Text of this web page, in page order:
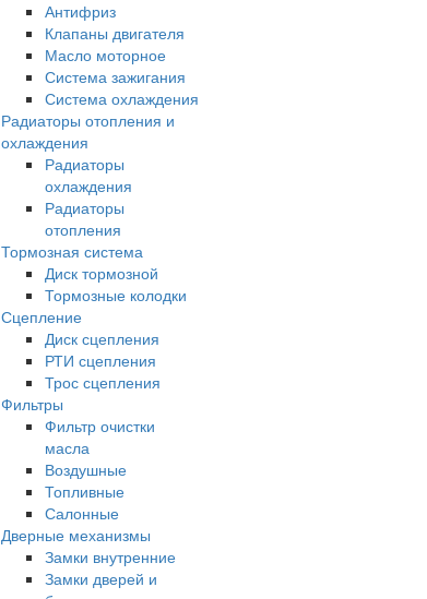
Антифриз
Клапаны двигателя
Масло моторное
Система зажигания
Система охлаждения
Радиаторы отопления и
охлаждения
Радиаторы
охлаждения
Радиаторы
отопления
Тормозная система
Диск тормозной
Тормозные колодки
Сцепление
Диск сцепления
РТИ сцепления
Трос сцепления
Фильтры
Фильтр очистки
масла
Воздушные
Топливные
Салонные
Дверные механизмы
Замки внутренние
Замки дверей и